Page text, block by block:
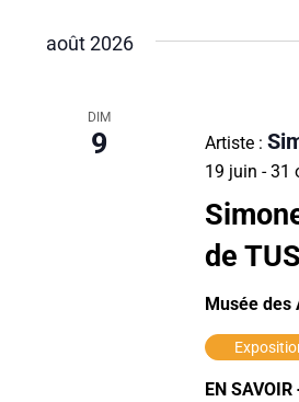
Évènements
clé.
août 2026
DIM
9
19 juin -31
de
Musée
Artiste :
EN SAVOIR